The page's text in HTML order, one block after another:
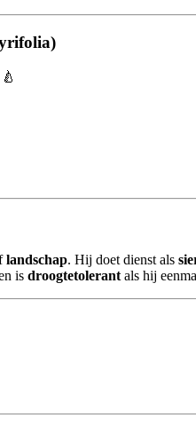
🍐
landschap. Hij doet dienst als
is droogtetolerant als hij